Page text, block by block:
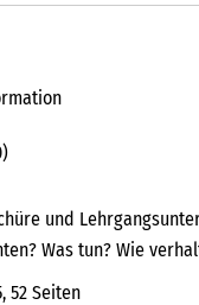
und
Was tun? Wie
52 Seiten